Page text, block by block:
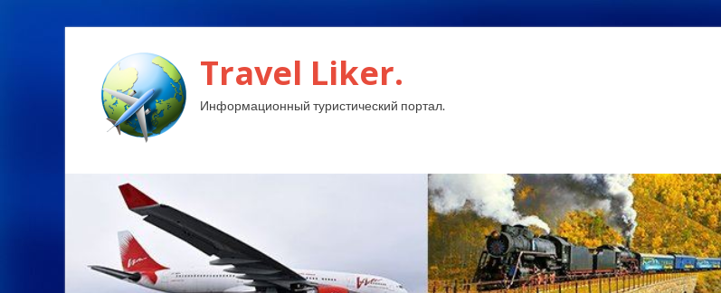
Travel Liker.
Информационный туристический портал.